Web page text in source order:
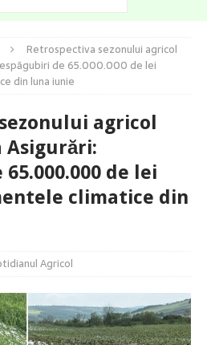
Retrospectiva sezonului agricol
de 65.000.000 de lei
din luna iunie
agricol
Asigurări:
de lei
climatice din
Agricol